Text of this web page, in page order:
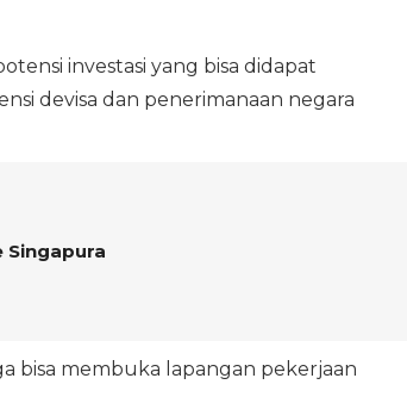
investasi yang bisa didapat
devisa dan penerimanaan negara
Singapura
bisa membuka lapangan pekerjaan